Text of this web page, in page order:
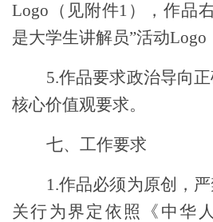
Logo （见附件1 ），作品
是大学生讲解员”活动Logo
5.作品要求政治导向
核心价值观要求。
七、工作要求
1.作品必须为原创，
关行为界定依照《中华